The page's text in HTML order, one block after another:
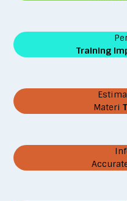
Training
Materi